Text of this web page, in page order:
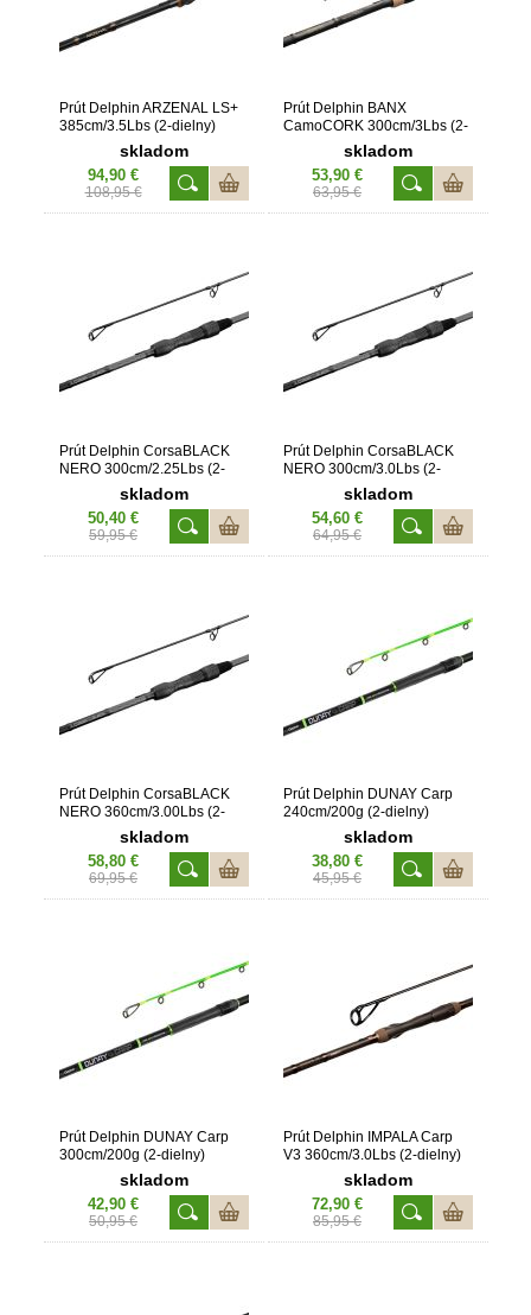
Prút Delphin ARZENAL LS+
385cm/3.5Lbs (2-dielny)
skladom
94,90 €
108,95 €
Prút Delphin BANX
CamoCORK 300cm/3Lbs (2-
skladom
53,90 €
63,95 €
Prút Delphin CorsaBLACK
NERO 300cm/2.25Lbs (2-
skladom
50,40 €
59,95 €
Prút Delphin CorsaBLACK
NERO 300cm/3.0Lbs (2-
skladom
54,60 €
64,95 €
Prút Delphin CorsaBLACK
NERO 360cm/3.00Lbs (2-
skladom
58,80 €
69,95 €
Prút Delphin DUNAY Carp
240cm/200g (2-dielny)
skladom
38,80 €
45,95 €
Prút Delphin DUNAY Carp
300cm/200g (2-dielny)
skladom
42,90 €
50,95 €
Prút Delphin IMPALA Carp
V3 360cm/3.0Lbs (2-dielny)
skladom
72,90 €
85,95 €